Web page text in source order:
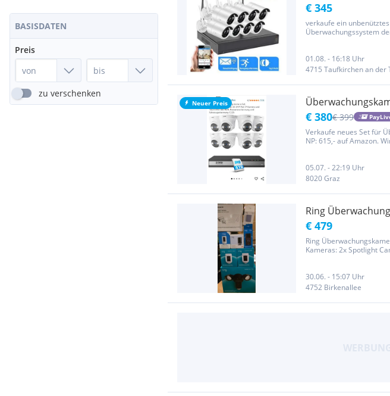
BASISDATEN
Preis
zu verschenken
€ 345
verkaufe ein
Überwachungssystem
01.08. - 16:18 Uhr
4715 Taufkirchen an der
Neuer Preis
€ 380€ 399
Verkaufe neues Set für
NP: 615,- auf Amazon.
05.07. - 22:19 Uhr
8020 Graz
Ring
€ 479
Ring
Kameras: 2x Spotlight
Einsatz und...
30.06. - 15:07 Uhr
4752 Birkenallee